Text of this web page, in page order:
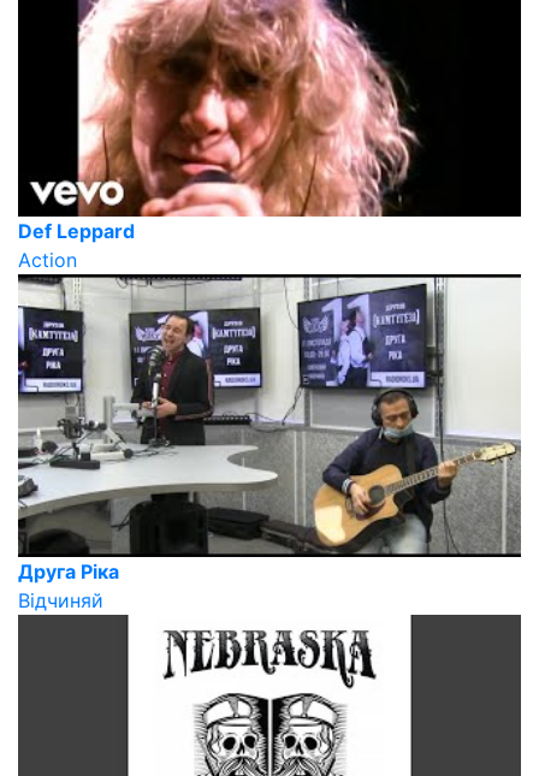
Def Leppard
Action
Друга Ріка
Відчиняй